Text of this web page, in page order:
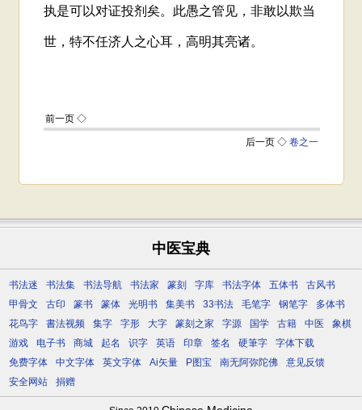
中医宝典
书法迷 书法集 书法导航 书法家 篆刻 字库 书法字体 五体书
古风书
甲骨文
古印 篆书 篆体 光明书 集美书 33书法 毛笔字 钢笔字
多体书
花鸟字
書法视频 集字 字形 大字 篆刻之家 字源 国学 古籍 中医
象棋
游戏
电子书 商城 起名 识字 英语 印章 签名 硬筆字
字体下载
免费字体
中文字体 英文字体 Ai矢量 P图宝 南无阿弥陀佛
意见反馈
安全网站
捐赠